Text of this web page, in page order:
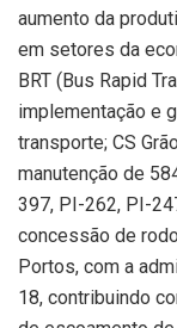
aumento da
em setores da
BRT (Bus Rapid
implementação e
transporte; CS
manutenção de
397, PI-262, PI-
concessão de
Portos, com a
18, contribuindo